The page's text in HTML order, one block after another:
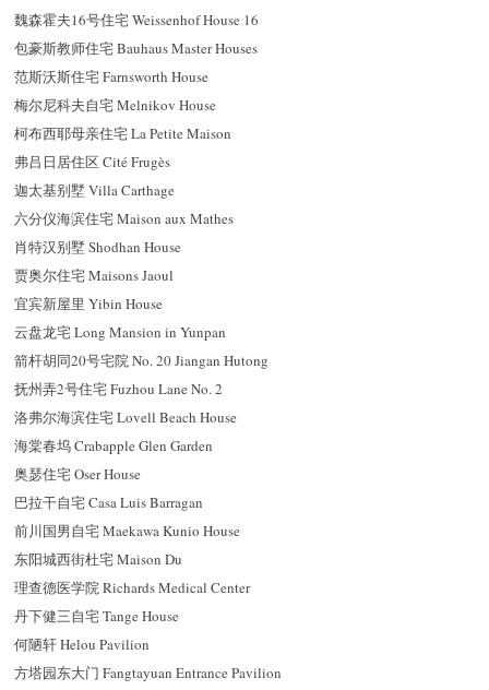
魏森霍夫16号住宅 Weissenhof House 16
包豪斯教师住宅 Bauhaus Master Houses
范斯沃斯住宅 Farnsworth House
梅尔尼科夫自宅 Melnikov House
柯布西耶母亲住宅 La Petite Maison
弗吕日居住区 Cité Frugès
迦太基别墅 Villa Carthage
六分仪海滨住宅 Maison aux Mathes
肖特汉别墅 Shodhan House
贾奥尔住宅 Maisons Jaoul
宜宾新屋里 Yibin House
云盘龙宅 Long Mansion in Yunpan
箭杆胡同20号宅院 No. 20 Jiangan Hutong
抚州弄2号住宅 Fuzhou Lane No. 2
洛弗尔海滨住宅 Lovell Beach House
海棠春坞 Crabapple Glen Garden
奥瑟住宅 Oser House
巴拉干自宅 Casa Luis Barragan
前川国男自宅 Maekawa Kunio House
东阳城西街杜宅 Maison Du
理查德医学院 Richards Medical Center
丹下健三自宅 Tange House
何陋轩 Helou Pavilion
方塔园东大门 Fangtayuan Entrance Pavilion